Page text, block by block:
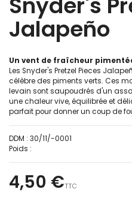
Jalapeño
Un vent de fraîcheur
Les Snyder's Pretzel Pieces
célèbre des piments verts. Ces
levain sont saupoudrés d'un
une chaleur vive, équilibrée et
parfait pour donner un coup de
DDM : 30/11/-0001
Poids :
4,50 €TTC